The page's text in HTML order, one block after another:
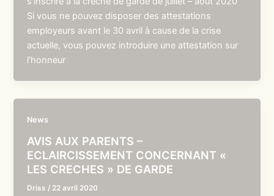
Si vous ne pouvez disposer des attestations
employeurs avant le 30 avril à cause de la crise
actuelle, vous pouvez introduire une attestation sur
l’honneur
News
AVIS AUX PARENTS –
ECLAIRCISSEMENT CONCERNANT «
LES CRECHES » DE GARDE
Driss / 22 avril 2020